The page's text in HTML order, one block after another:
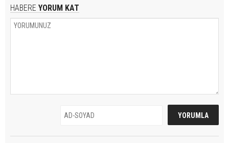
HABERE YORUM KAT